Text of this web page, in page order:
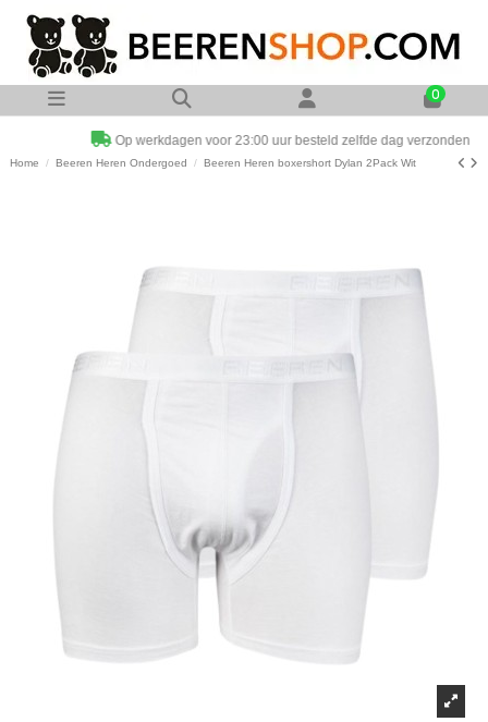
0
Op werkdagen voor 23:00 uur besteld zelfde dag verzonden
Home Beeren Heren Ondergoed Beeren Heren boxershort Dylan 2Pack Wit